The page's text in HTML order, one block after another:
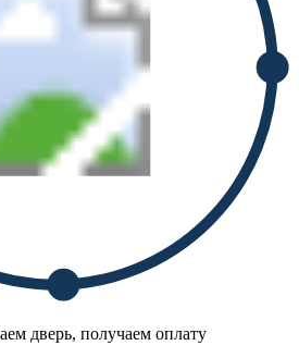
дверь, получаем оплату